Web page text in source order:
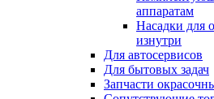
аппаратам
Насадки для
изнутри
Для автосервисов
Для бытовых задач
Запчасти